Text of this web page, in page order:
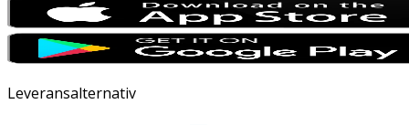
Leveransalternativ